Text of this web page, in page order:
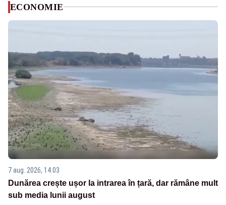
ECONOMIE
7 aug. 2026, 14:03
Dunărea crește ușor la intrarea în țară, dar rămâne mult
sub media lunii august